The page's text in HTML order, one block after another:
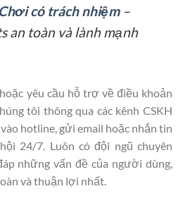
Chơi có trách nhiệm–
an toàn và lành mạnh
yêu cầu hỗ trợ về điều khoản
tôi thông qua các kênh CSKH
hotline, gửi email hoặc nhắn tin
24/7. Luôn có đội ngũ chuyên
những vấn đề của người dùng,
và thuận lợi nhất.